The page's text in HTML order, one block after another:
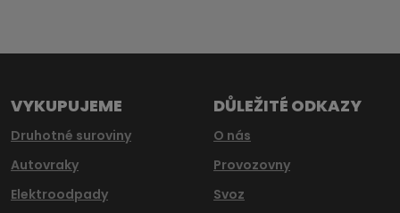
nepodařilo
VYKUPUJEME
Druhotné suroviny
Autovraky
Elektroodpady
DŮLEŽITÉ ODKAZY
O nás
Provozovny
Svoz